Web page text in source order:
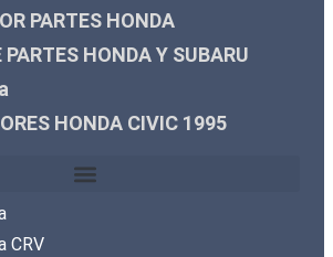
PARTES HONDA
PARTES HONDA Y SUBARU
HONDA CIVIC 1995
CRV